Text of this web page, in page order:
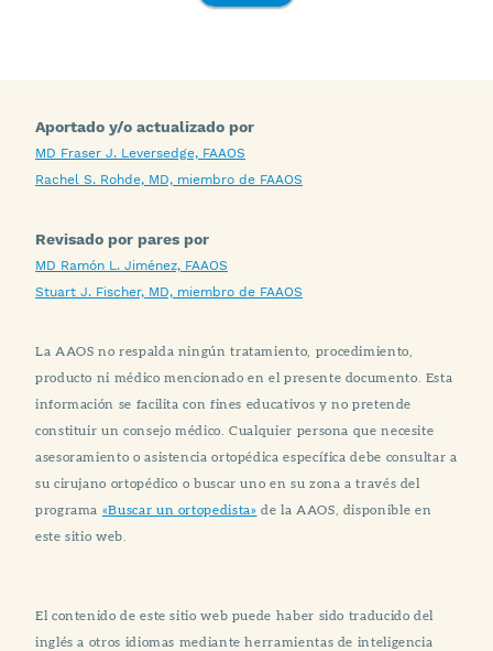
Aportado y/o actualizado por
MD Fraser J. Leversedge, FAAOS
Rachel S. Rohde, MD, miembro de FAAOS
Revisado por pares por
MD Ramón L. Jiménez, FAAOS
Stuart J. Fischer, MD, miembro de FAAOS
La AAOS no respalda ningún tratamiento, procedimiento,
producto ni médico mencionado en el presente documento. Esta
información se facilita con fines educativos y no pretende
constituir un consejo médico. Cualquier persona que necesite
asesoramiento o asistencia ortopédica específica debe consultar a
su cirujano ortopédico o buscar uno en su zona a través del
programa «Buscar un ortopedista» de la AAOS, disponible en
este sitio web.
El contenido de este sitio web puede haber sido traducido del
inglés a otros idiomas mediante herramientas de inteligencia